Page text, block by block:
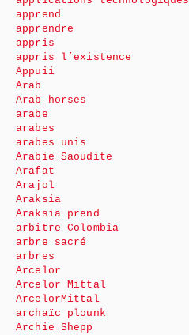
apprend
apprendre
appris
appris l’existence
Appuii
Arab
Arab horses
arabe
arabes
arabes unis
Arabie Saoudite
Arafat
Arajol
Araksia
Araksia prend
arbitre Colombia
arbre sacré
arbres
Arcelor
Arcelor Mittal
ArcelorMittal
archaïc plounk
Archie Shepp